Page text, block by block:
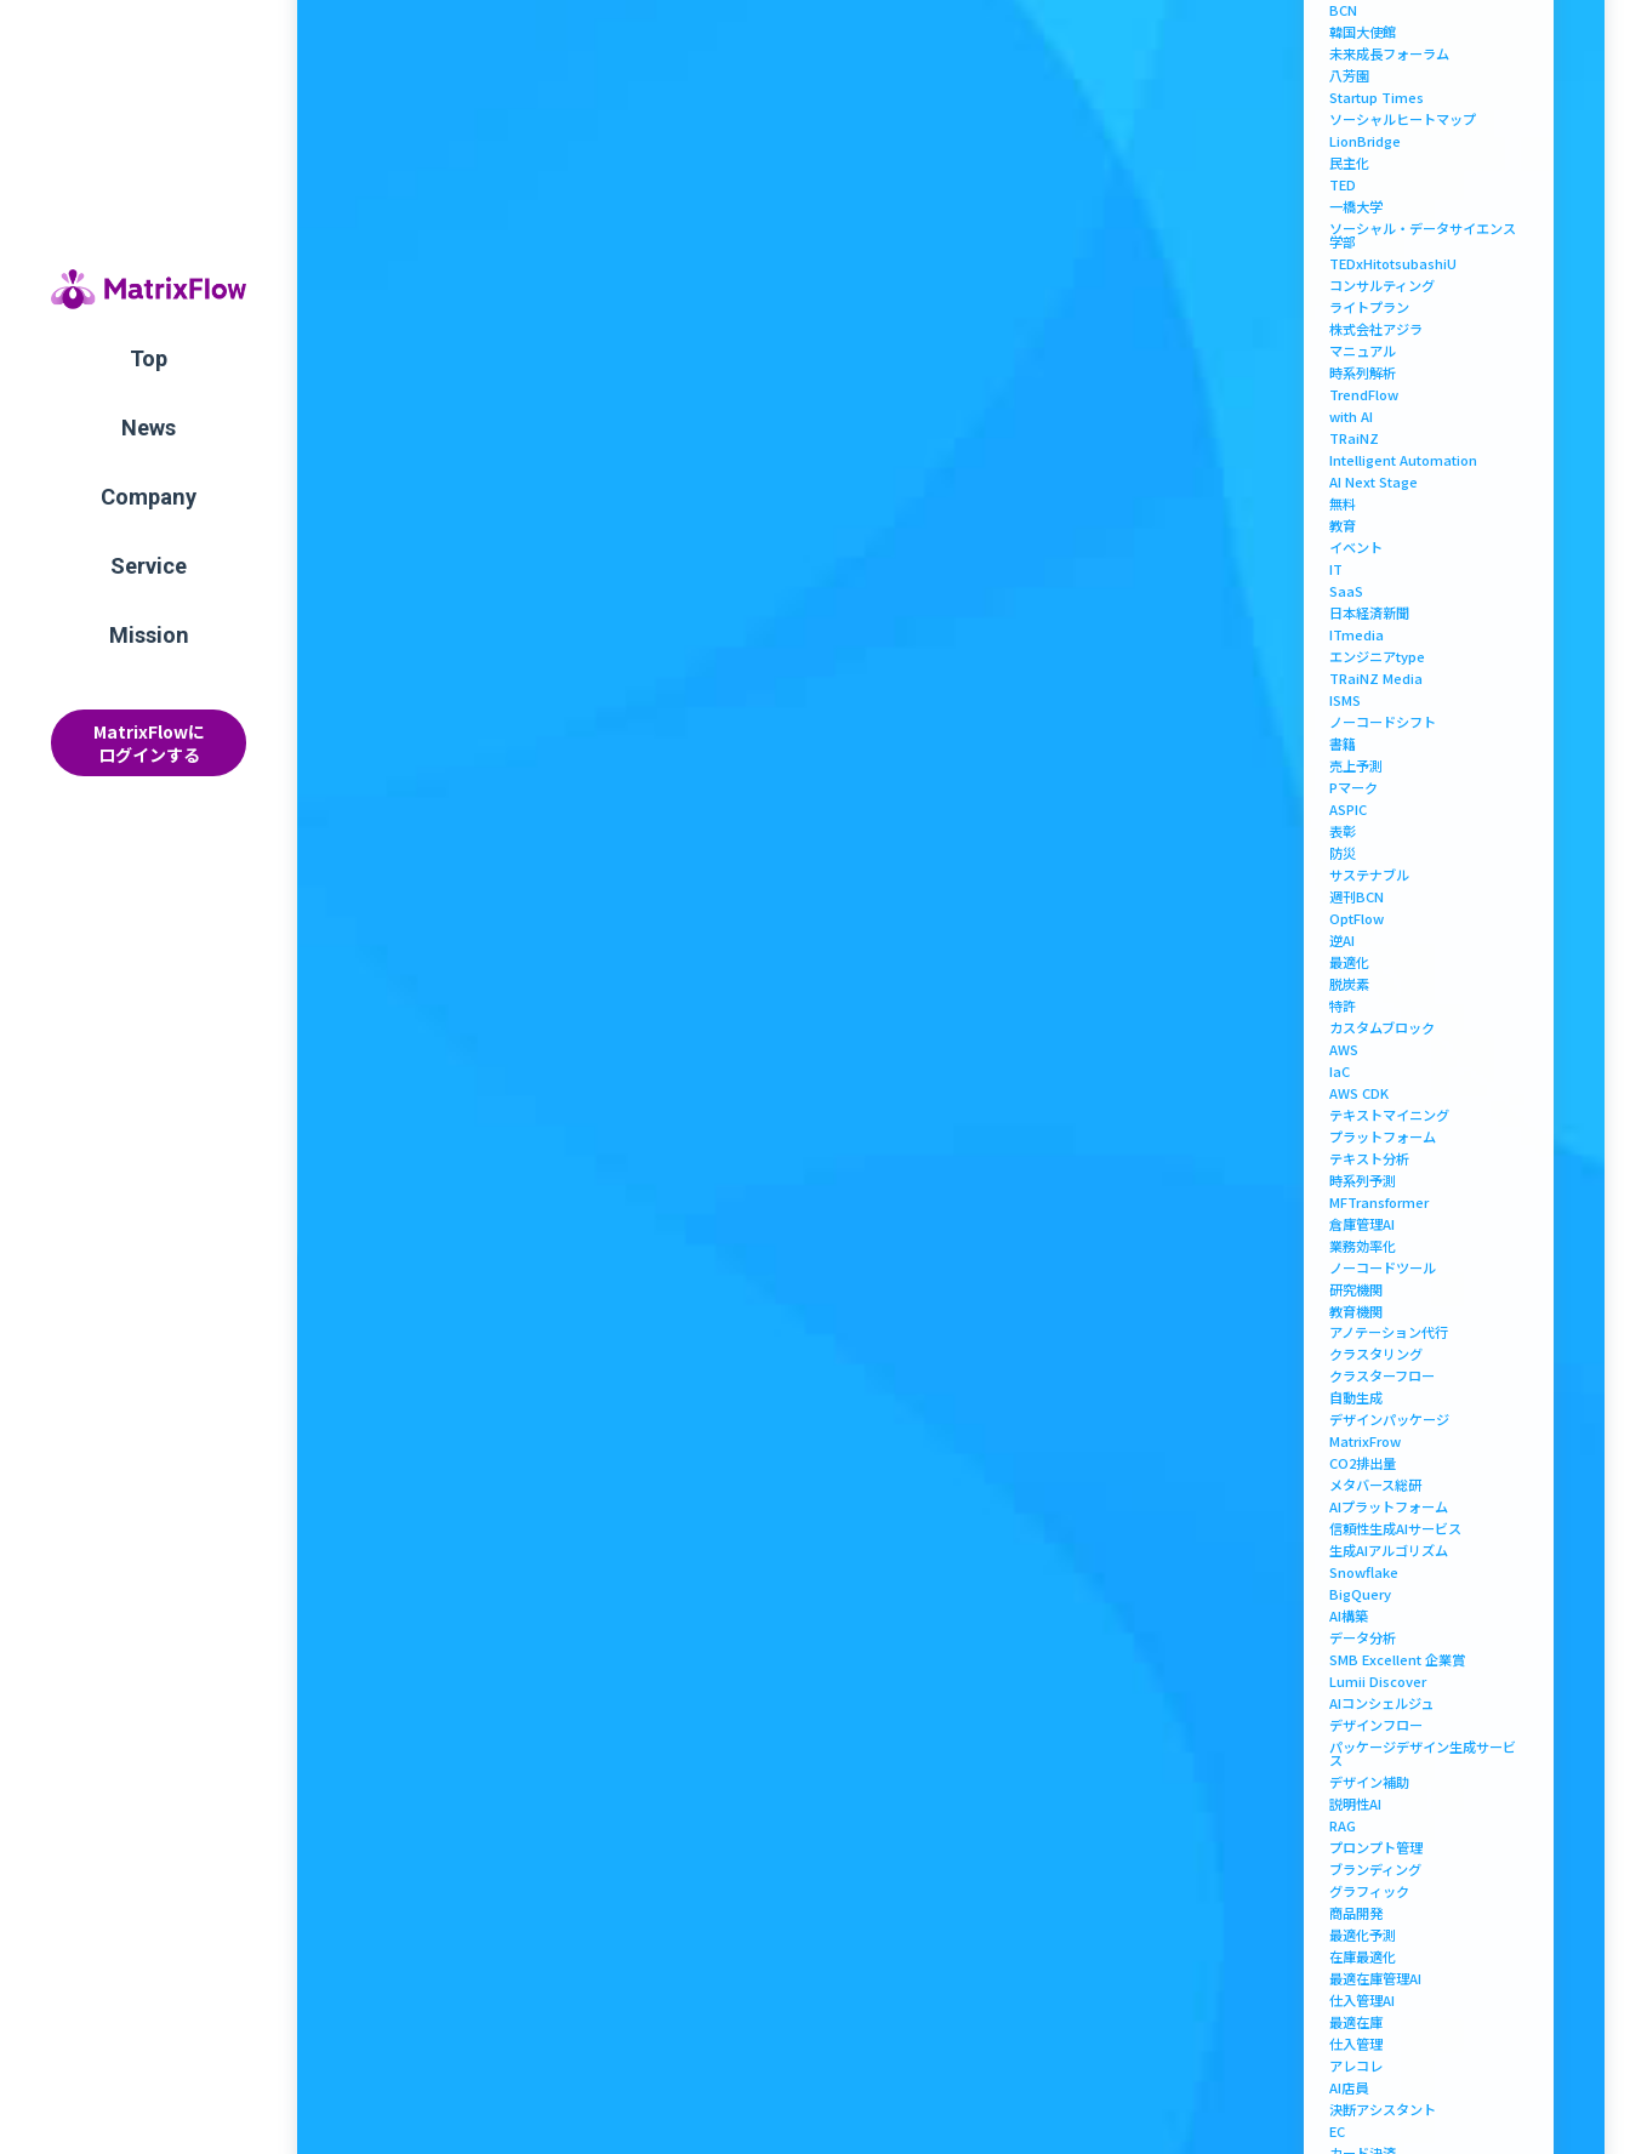
Top
News
Company
Service
Mission
MatrixFlowに
ログインする
BCN
韓国大使館
未来成長フォーラム
八芳園
Startup Times
ソーシャルヒートマップ
LionBridge
民主化
TED
一橋大学
ソーシャル・データサイエンス
学部
TEDxHitotsubashiU
コンサルティング
ライトプラン
株式会社アジラ
マニュアル
時系列解析
TrendFlow
with AI
TRaiNZ
Intelligent Automation
AI Next Stage
無料
教育
イベント
IT
SaaS
日本経済新聞
ITmedia
エンジニアtype
TRaiNZ Media
ISMS
ノーコードシフト
書籍
売上予測
Pマーク
ASPIC
表彰
防災
サステナブル
週刊BCN
OptFlow
逆AI
最適化
脱炭素
特許
カスタムブロック
AWS
IaC
AWS CDK
テキストマイニング
プラットフォーム
テキスト分析
時系列予測
MFTransformer
倉庫管理AI
業務効率化
ノーコードツール
研究機関
教育機関
アノテーション代行
クラスタリング
クラスターフロー
自動生成
デザインパッケージ
MatrixFrow
CO2排出量
メタバース総研
AIプラットフォーム
信頼性生成AIサービス
生成AIアルゴリズム
Snowflake
BigQuery
AI構築
データ分析
SMB Excellent 企業賞
Lumii Discover
AIコンシェルジュ
デザインフロー
パッケージデザイン生成サービ
ス
デザイン補助
説明性AI
RAG
プロンプト管理
ブランディング
グラフィック
商品開発
最適化予測
在庫最適化
最適在庫管理AI
仕入管理AI
最適在庫
仕入管理
アレコレ
AI店員
決断アシスタント
EC